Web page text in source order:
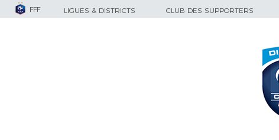
FFF LIGUES & DISTRICTS CLUB DES SUPPORTERS